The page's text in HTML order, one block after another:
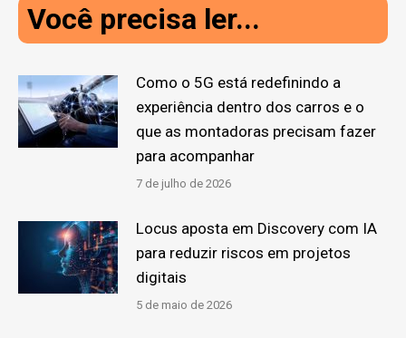
Você precisa ler...
Como o 5G está redefinindo a
experiência dentro dos carros e o
que as montadoras precisam fazer
para acompanhar
7 de julho de 2026
Locus aposta em Discovery com IA
para reduzir riscos em projetos
digitais
5 de maio de 2026